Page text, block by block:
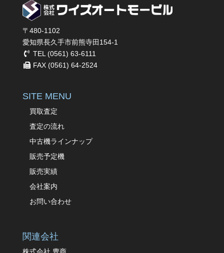
〒480-1102
愛知県長久手市前熊寺田154-1
TEL (0561) 63-6111
FAX (0561) 64-2524
SITE MENU
買取査定
査定の流れ
中古機ラインナップ
販売予定機
販売実績
会社案内
お問い合わせ
関連会社
株式会社 豊商